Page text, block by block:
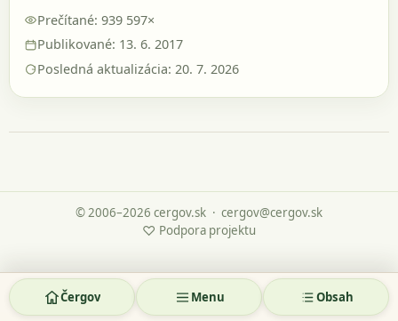
Prečítané: 939 597×
Publikované: 13. 6. 2017
Posledná aktualizácia: 20. 7. 2026
© 2006–2026 cergov.sk
♡ Podpora projektu
· cergov@cergov.sk
Čergov Menu Obsah